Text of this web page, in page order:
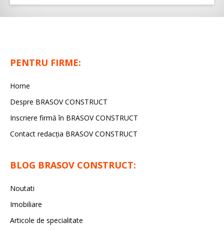
PENTRU FIRME:
Home
Despre BRASOV CONSTRUCT
Inscriere firmă în BRASOV CONSTRUCT
Contact redacţia BRASOV CONSTRUCT
BLOG BRASOV CONSTRUCT:
Noutati
Imobiliare
Articole de specialitate